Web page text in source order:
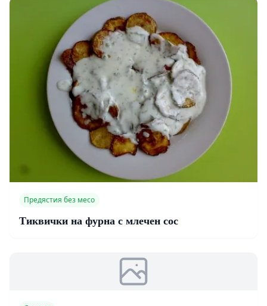
Предястия без месо
Тиквички на фурна с млечен сос